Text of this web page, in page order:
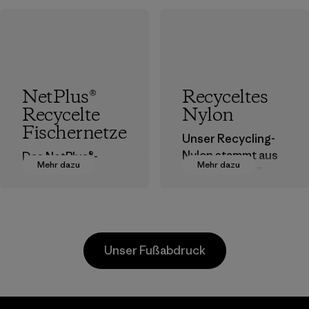
Mehr dazu
NetPlus®
Recycelte
Fischernetze
Das NetPlus®-
Fischernetzen
hergestellt, die von
Fischereigemeind
Mehr dazu
Recyceltes
Nylon
Unser Recycling-
Nylon stammt aus
postindustriellen
recycelten
Postconsumer-
Materialien.
Unser Fußabdruck